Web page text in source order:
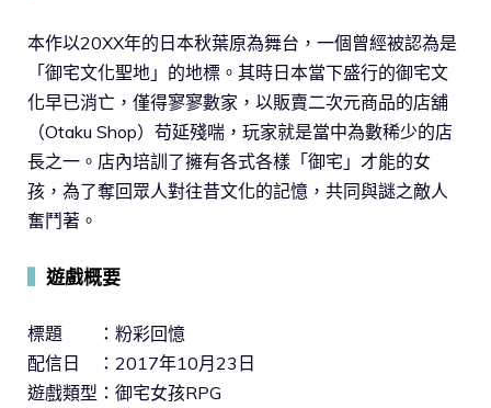
本作以20XX年的日本秋葉原為舞台，一個曾經被認為是
「御宅文化聖地」的地標。其時日本當下盛行的御宅文
化早已消亡，僅得寥寥數家，以販賣二次元商品的店舖
（Otaku Shop）苟延殘喘，玩家就是當中為數稀少的店
長之一。店內培訓了擁有各式各樣「御宅」才能的女
孩，為了奪回眾人對往昔文化的記憶，共同與謎之敵人
奮鬥著。
遊戲概要
標題 ：粉彩回憶
配信日 ：2017年10月23日
遊戲類型：御宅女孩RPG